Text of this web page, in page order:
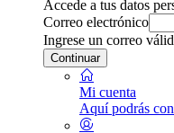
Accede a tus datos
Correo electrónico
Ingrese un correo
Continuar
Mi cuenta
Aquí podrás